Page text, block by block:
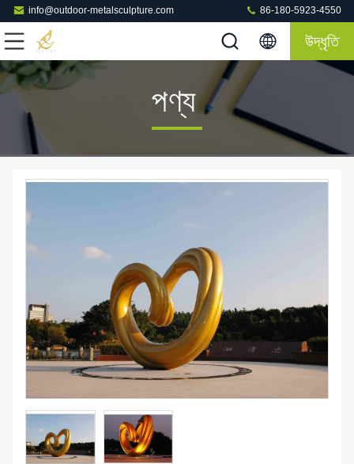
info@outdoor-metalsculpture.com 86-180-5923-4550
উদ্ধৃতি
পণ্য